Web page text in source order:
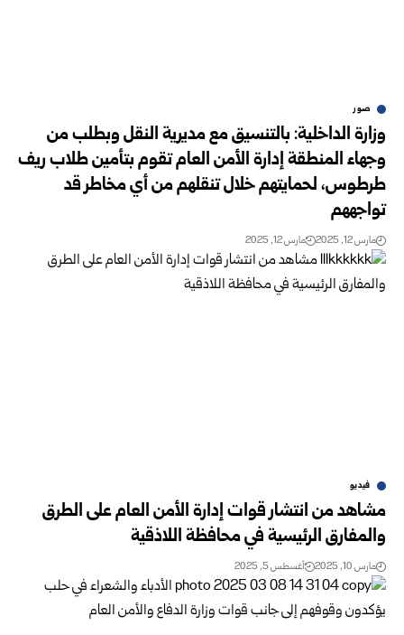
صور
وزارة الداخلية: بالتنسيق مع مديرية النقل وبطلب من
وجهاء المنطقة إدارة الأمن العام تقوم بتأمين طلاب ريف
طرطوس، لحمايتهم خلال تنقلهم من أي مخاطر قد
تواجههم
مارس 12, 2025 مارس 12, 2025
فيديو
مشاهد من انتشار قوات إدارة الأمن العام على الطرق
والمفارق الرئيسية في محافظة اللاذقية
مارس 10, 2025 أغسطس 5, 2025